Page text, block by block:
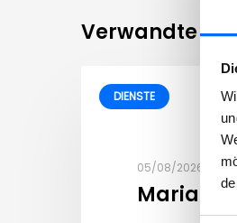
Verwandte
DIENSTE
05/08/2026
Maria